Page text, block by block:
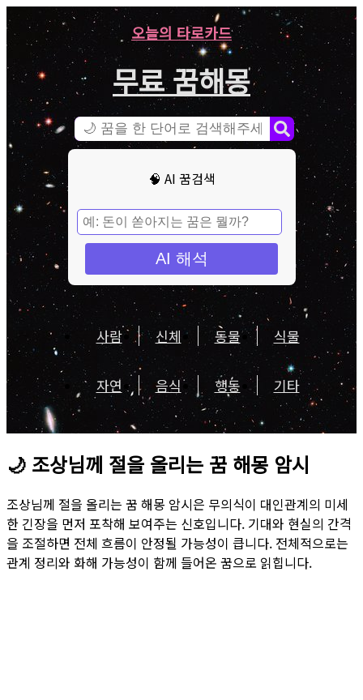
오늘의 타로카드
무료 꿈해몽
🧠 AI 꿈검색
AI 해석
사람 신체 동물 식물
자연 음식 행동 기타
🌙 조상님께 절을 올리는 꿈 해몽 암시
조상님께 절을 올리는 꿈 해몽 암시은 무의식이 대인관계의 미세
한 긴장을 먼저 포착해 보여주는 신호입니다. 기대와 현실의 간격
을 조절하면 전체 흐름이 안정될 가능성이 큽니다. 전체적으로는
관계 정리와 화해 가능성이 함께 들어온 꿈으로 읽힙니다.